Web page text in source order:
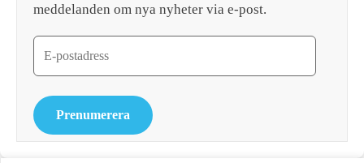
meddelanden om nya nyheter via e-post.
Prenumerera